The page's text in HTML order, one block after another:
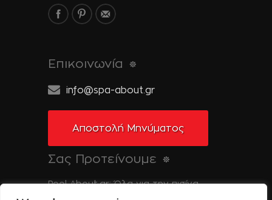
Επικοινωνία
info@spa-about.gr
Αποστολή Μηνύματος
Σας Προτείνουμε
Pool-About.gr: Όλα για την πισίνα